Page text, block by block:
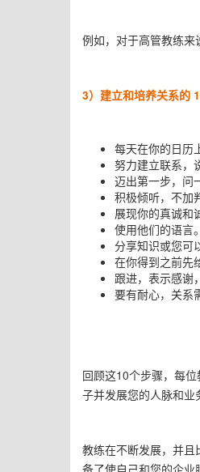
例如，对于高管教练来
3）建立和培养关系的
每天在你的日历
努力建立联系，
迈出第一步，问
积极倾听，不加
展现你的真诚和
使用他们的语言。
分享知识或您可
在你得到之前先
跟进，表示感谢
要有耐心， 关系
回顾这10个步骤，每位
子并发展您的人脉和业
教练在不断发展，并且
备了使自己和您的企业